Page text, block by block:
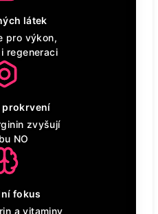
látek
pro výkon,
regeneraci
prokrvení
zvyšují
NO
fokus
a vitaminy